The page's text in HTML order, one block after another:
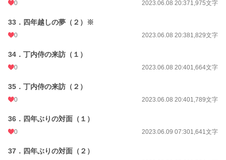
0 2023.06.08 20:371,975文字
33．四年越しの夢（２）※
0 2023.06.08 20:381,829文字
34．丁内侍の来訪（１）
0 2023.06.08 20:401,664文字
35．丁内侍の来訪（２）
0 2023.06.08 20:401,789文字
36．四年ぶりの対面（１）
0 2023.06.09 07:301,641文字
37．四年ぶりの対面（２）